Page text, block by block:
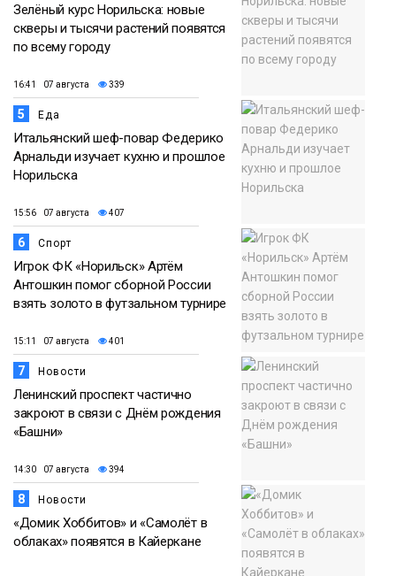
Зелёный курс Норильска: новые
скверы и тысячи растений появятся
по всему городу
16:41 07 августа 339
5 Еда
Итальянский шеф-повар Федерико
Арнальди изучает кухню и прошлое
Норильска
15:56 07 августа 407
6 Спорт
Игрок ФК «Норильск» Артём
Антошкин помог сборной России
взять золото в футзальном турнире
15:11 07 августа 401
7 Новости
Ленинский проспект частично
закроют в связи с Днём рождения
«Башни»
14:30 07 августа 394
8 Новости
«Домик Хоббитов» и «Самолёт в
облаках» появятся в Кайеркане